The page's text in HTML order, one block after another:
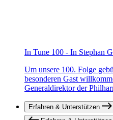
In Tune 100 - In Stephan
Um unsere 100. Folge
besonderen Gast
Generaldirektor der
Erfahren & Unterstützen